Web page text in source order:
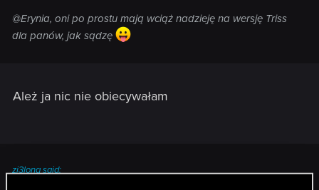
@Erynia, oni po prostu mają wciąż nadzieję na wersję Triss
dla panów, jak sądzę
Ależ ja nic nie obiecywałam
zi3lona said: